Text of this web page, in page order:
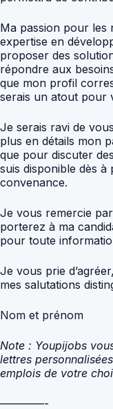
Ma passion pour les
expertise en
proposer des
répondre aux
que mon profil
serais un atout pour
Je serais ravi de
plus en détails mon
que pour discuter
suis disponible dès
convenance.
Je vous remercie
porterez à ma
pour toute
Je vous prie
mes salutations
Nom et prénom
Note : Youpijobs
lettres
emplois de votre
————-